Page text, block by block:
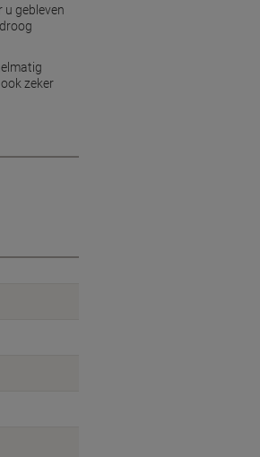
u gebleven
zeker